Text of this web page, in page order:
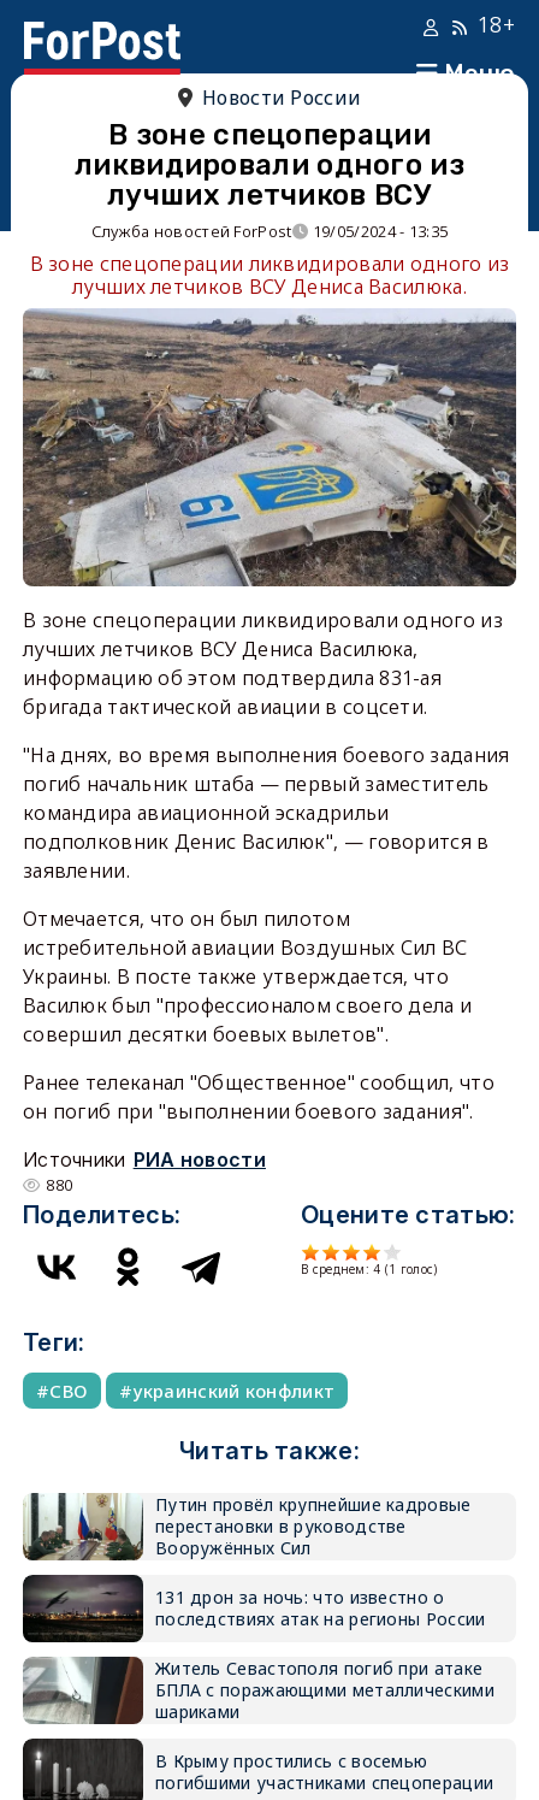
Меню
18+
Новости России
В зоне спецоперации
ликвидировали одного из
лучших летчиков ВСУ
Служба новостей ForPost 19/05/2024 - 13:35
В зоне спецоперации ликвидировали одного из
лучших летчиков ВСУ Дениса Василюка.
В зоне спецоперации ликвидировали одного из
лучших летчиков ВСУ Дениса Василюка,
информацию об этом подтвердила 831-ая
бригада тактической авиации в соцсети.
"На днях, во время выполнения боевого задания
погиб начальник штаба — первый заместитель
командира авиационной эскадрильи
подполковник Денис Василюк", — говорится в
заявлении.
Отмечается, что он был пилотом
истребительной авиации Воздушных Сил ВС
Украины. В посте также утверждается, что
Василюк был "профессионалом своего дела и
совершил десятки боевых вылетов".
Ранее телеканал "Общественное" сообщил, что
он погиб при "выполнении боевого задания".
Источники РИА новости
880
Поделитесь: Оцените статью:
В среднем:4 (1 голос)
Теги:
СВО украинский конфликт
Читать также:
Путин провёл крупнейшие кадровые
перестановки в руководстве
Вооружённых Сил
131 дрон за ночь: что известно о
последствиях атак на регионы России
Житель Севастополя погиб при атаке
БПЛА с поражающими металлическими
шариками
В Крыму простились с восемью
погибшими участниками спецоперации